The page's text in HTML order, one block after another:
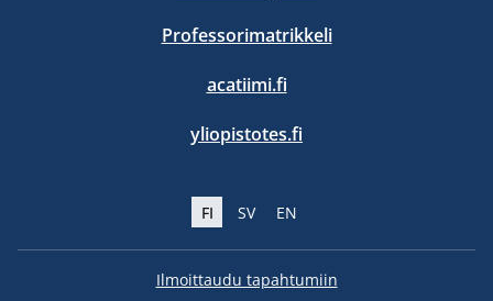
Professorimatrikkeli
acatiimi.fi
yliopistotes.fi
FI SV EN
Ilmoittaudu tapahtumiin